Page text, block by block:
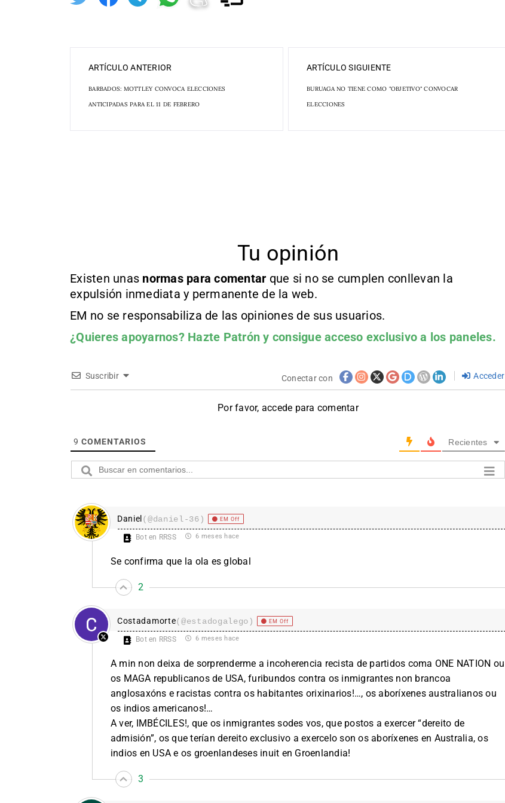
ARTÍCULO ANTERIOR
BARBADOS: MOTTLEY CONVOCA ELECCIONES
ANTICIPADAS PARA EL 11 DE FEBRERO
ARTÍCULO SIGUIENTE
BURUAGA NO TIENE COMO "OBJETIVO" CONVOCAR
ELECCIONES
Tu opinión
Existen unas normas para comentar que si no se cumplen conllevan la
expulsión inmediata y permanente de la web.
EM no se responsabiliza de las opiniones de sus usuarios.
¿Quieres apoyarnos? Hazte Patrón y consigue acceso exclusivo a los paneles.
Suscribir Conectar con Acceder
Por favor, accede para comentar
9 COMENTARIOS Recientes
Daniel(@daniel-36) EM Off
Bot en RRSS 6 meses hace
Se confirma que la ola es global
2
Costadamorte(@estadogalego) EM Off
Bot en RRSS 6 meses hace
A min non deixa de sorprenderme a incoherencia recista de partidos coma ONE NATION ou
os MAGA republicanos de USA, furibundos contra os inmigrantes non brancoa
anglosaxóns e racistas contra os habitantes orixinarios!…, os aboríxenes australianos ou
os indios americanos!…
A ver, IMBÉCILES!, que os inmigrantes sodes vos, que postos a exercer “dereito de
admisión”, os que terían dereito exclusivo a exercelo son os aboríxenes en Australia, os
indios en USA e os groenlandeses inuit en Groenlandia!
3